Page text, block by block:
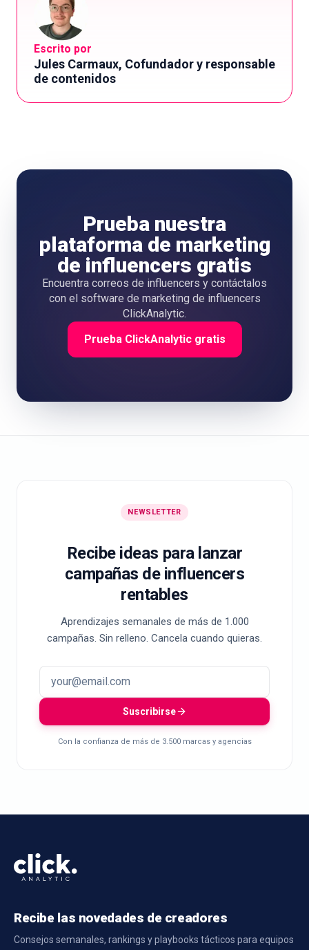
Escrito por
Jules Carmaux, Cofundador y responsable
de contenidos
Prueba nuestra
plataforma de marketing
de influencers gratis
Encuentra correos de influencers y contáctalos
con el software de marketing de influencers
ClickAnalytic.
Prueba ClickAnalytic gratis
NEWSLETTER
Recibe ideas para lanzar
campañas de influencers
rentables
Aprendizajes semanales de más de 1.000
campañas. Sin relleno. Cancela cuando quieras.
Suscribirse
Con la confianza de más de 3.500 marcas y agencias
Recibe las novedades de creadores
Consejos semanales, rankings y playbooks tácticos para equipos